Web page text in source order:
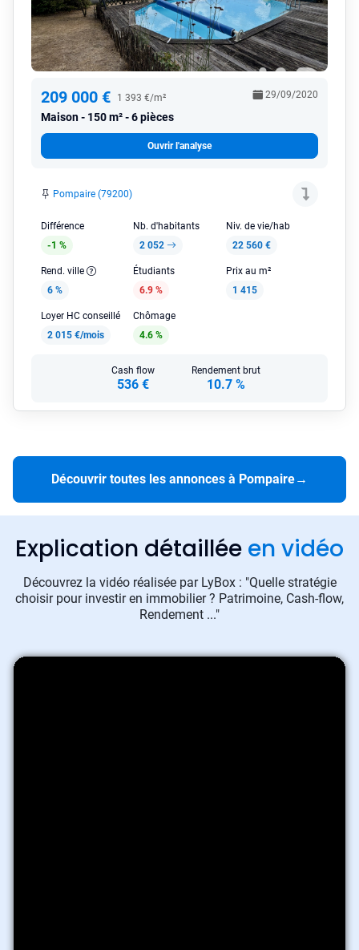
209 000 € 1 393 €/m²
Maison 150 m² - 6 pièces
29/09/2020
Ouvrir l'analyse
Pompaire (79200)
Différence
-1 %
Nb. d'habitants
2 052
Niv. de vie/hab
22 560 €
Rend. ville
6 %
Étudiants
6.9 %
Prix au m²
1 415
Loyer HC conseillé
2 015 €/mois
Chômage
4.6 %
Cash flow
536 €
Rendement brut
10.7 %
Découvrir toutes les annonces à Pompaire→
Explication détaillée en vidéo
Découvrez la vidéo réalisée par LyBox : "Quelle stratégie
choisir pour investir en immobilier ? Patrimoine, Cash-flow,
Rendement ..."